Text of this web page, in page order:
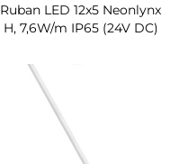
Ruban LED 12x5 Neonlynx
H, 7,6W/m IP65 (24V DC)